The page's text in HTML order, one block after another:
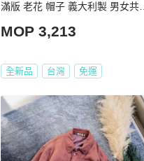
滿版 老花 帽子 義大利製 男女共穿
MOP 3,213
全新品 台灣 免運